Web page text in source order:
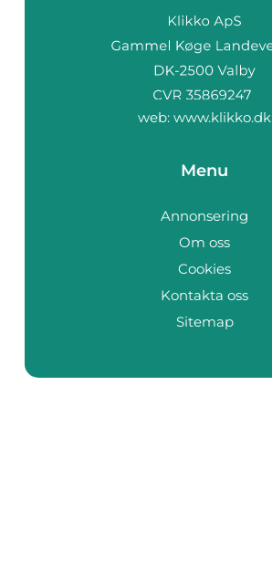
web: www.klikko.dk
Menu
Annonsering
Om oss
Cookies
Kontakta oss
Sitemap